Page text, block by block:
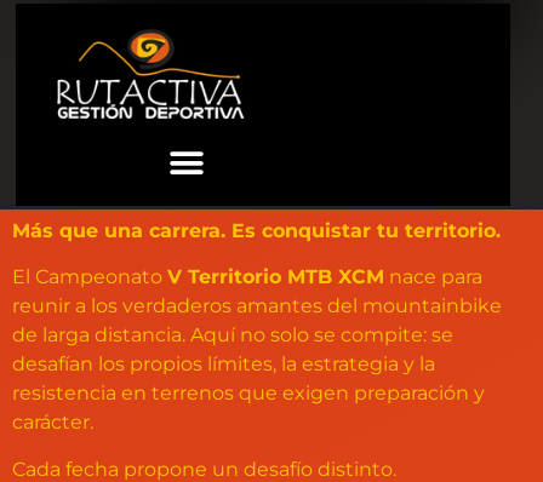
Más que una carrera. Es conquistar tu territorio.
El Campeonato V Territorio MTB XCM nace para
reunir a los verdaderos amantes del mountainbike
de larga distancia. Aquí no solo se compite: se
desafían los propios límites, la estrategia y la
resistencia en terrenos que exigen preparación y
carácter.
Cada fecha propone un desafío distinto.